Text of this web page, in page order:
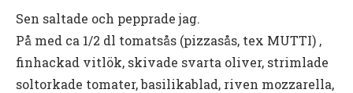
Sen saltade och pepprade jag.
På med ca 1/2 dl tomatsås (pizzasås, tex MUTTI) ,
finhackad vitlök, skivade svarta oliver, strimlade
soltorkade tomater, basilikablad, riven mozzarella,